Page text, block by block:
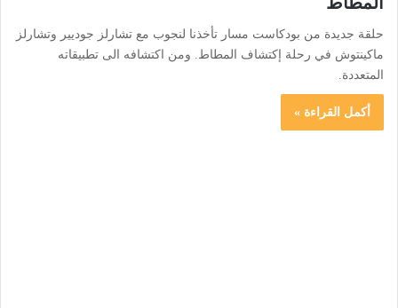
حلقة جديدة من بودكاست مسار تأخذنا لنجوب مع تشارلز جوديير وتشارلز
ماكينتوش في رحلة إكتشاف المطاط. ومن اكتشافه الى تطبيقاته
المتعددة.
أكمل القراءة »